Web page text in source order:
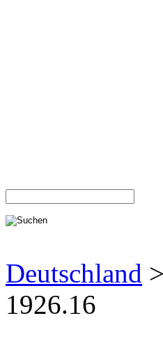
Deutschland
1926.16